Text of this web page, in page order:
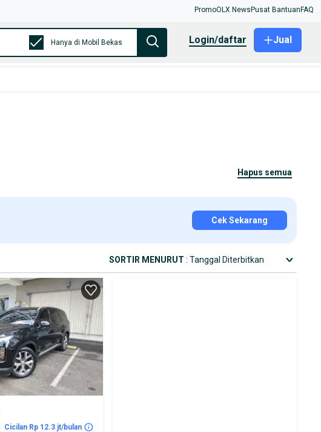
PromoOLX News Pusat Bantuan FAQ
Hanya di Mobil Bekas login/daftar Jual
hapus semua
Cek Sekarang
SORTIR MENURUT : Tanggal Diterbitkan
Cicilan Rp 12.3 jt/bulan